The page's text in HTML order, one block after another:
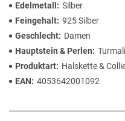
Edelmetall
Silber
Feingehalt 925 Silber
Geschlecht
Damen
Hauptstein & Perlen
Produktart
Halskette &
EAN
4053642001092